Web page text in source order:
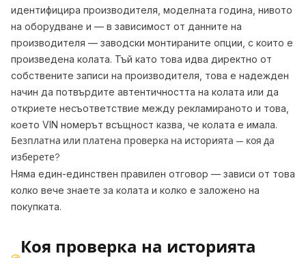
идентифицира производителя, моделната година, нивото
на оборудване и — в зависимост от данните на
производителя — заводски монтираните опции, с които е
произведена колата. Тъй като това идва директно от
собствените записи на производителя, това е надежден
начин да потвърдите автентичността на колата или да
откриете несъответствие между рекламираното и това,
което VIN номерът всъщност казва, че колата е имала.
Безплатна или платена проверка на историята — коя да
изберете?
Няма един-единствен правилен отговор — зависи от това
колко вече знаете за колата и колко е заложено на
покупката.
Коя проверка на историята